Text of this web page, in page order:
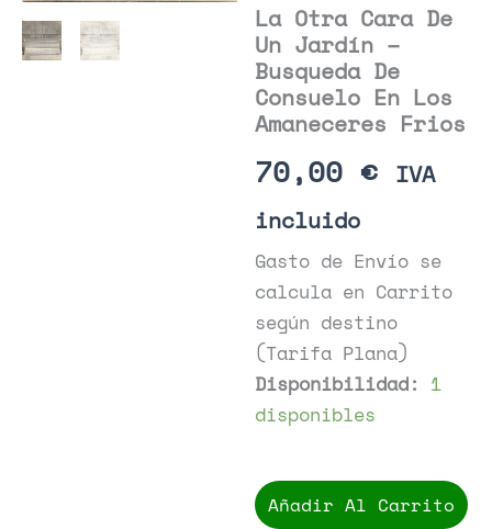
La Otra Cara De
Un Jardín –
Busqueda De
Consuelo En Los
Amaneceres Frios
70,00 € IVA
incluido
Gasto de Envío se
calcula en Carrito
según destino
(Tarifa Plana)
Disponibilidad: 1
disponibles
Otra
Cara
Añadir Al Carrito